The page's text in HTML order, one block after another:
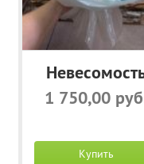
1 750,00
Купить